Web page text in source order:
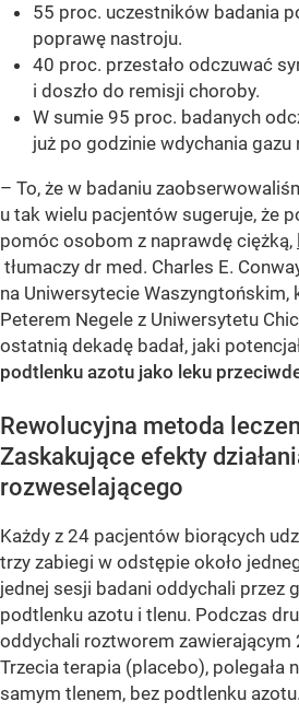
55 proc. uczestników badania
poprawę nastroju.
40 proc. przestało odczuwać
i doszło do remisji choroby.
W sumie 95 proc. badanych
już po godzinie wdychania
– To, że w badaniu
u tak wielu pacjentów sugeruje, że
pomóc osobom z naprawdę ciężką,
tłumaczy dr med. Charles E.
na Uniwersytecie Waszyngtońskim,
Peterem Negele z Uniwersytetu
ostatnią dekadę badał, jaki
podtlenku azotu jako leku
Rewolucyjna metoda
Zaskakujące efekty
rozweselającego
Każdy z 24 pacjentów biorących
trzy zabiegi w odstępie około
jednej sesji badani oddychali przez
podtlenku azotu i tlenu. Podczas
oddychali roztworem zawierającym
Trzecia terapia (placebo), polegała
samym tlenem, bez podtlenku azotu.